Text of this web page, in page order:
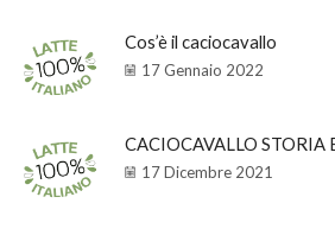
Cos’è il caciocavallo
17 Gennaio 2022
CACIOCAVALLO STORIA
17 Dicembre 2021